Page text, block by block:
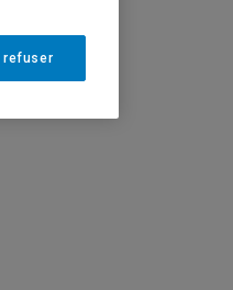
refuser